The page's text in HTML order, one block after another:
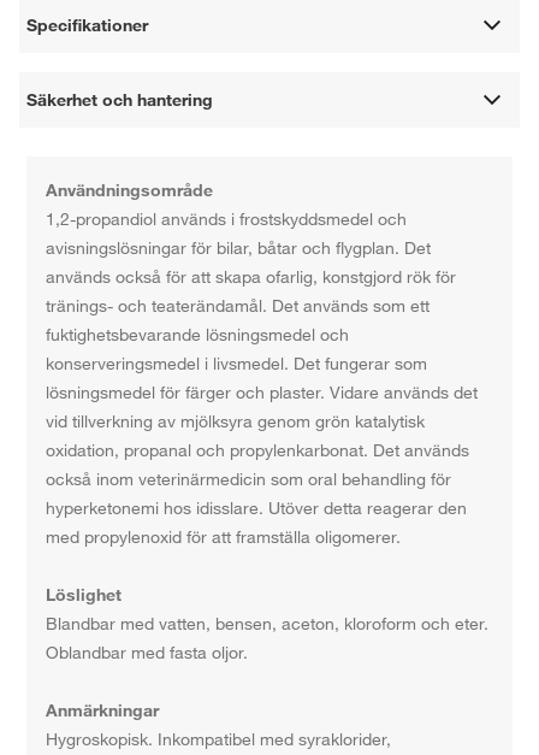
Specifikationer
Säkerhet och hantering
Användningsområde
1,2-propandiol används i frostskyddsmedel och
avisningslösningar för bilar, båtar och flygplan. Det
används också för att skapa ofarlig, konstgjord rök för
tränings- och teaterändamål. Det används som ett
fuktighetsbevarande lösningsmedel och
konserveringsmedel i livsmedel. Det fungerar som
lösningsmedel för färger och plaster. Vidare används det
vid tillverkning av mjölksyra genom grön katalytisk
oxidation, propanal och propylenkarbonat. Det används
också inom veterinärmedicin som oral behandling för
hyperketonemi hos idisslare. Utöver detta reagerar den
med propylenoxid för att framställa oligomerer.
Löslighet
Blandbar med vatten, bensen, aceton, kloroform och eter.
Oblandbar med fasta oljor.
Anmärkningar
Hygroskopisk. Inkompatibel med syraklorider,